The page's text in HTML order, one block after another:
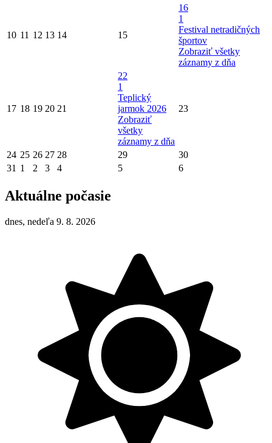
10 11 12 13 14 15
16
1
Festival netradičných
športov
Zobraziť všetky
záznamy z dňa
17 18 19 20 21
22
1
Teplický
jarmok 2026
Zobraziť
všetky
záznamy z dňa
23
24 25 26 27 28 29
30
31 1 2 3 4 5 6
Aktuálne počasie
dnes, nedeľa 9. 8. 2026